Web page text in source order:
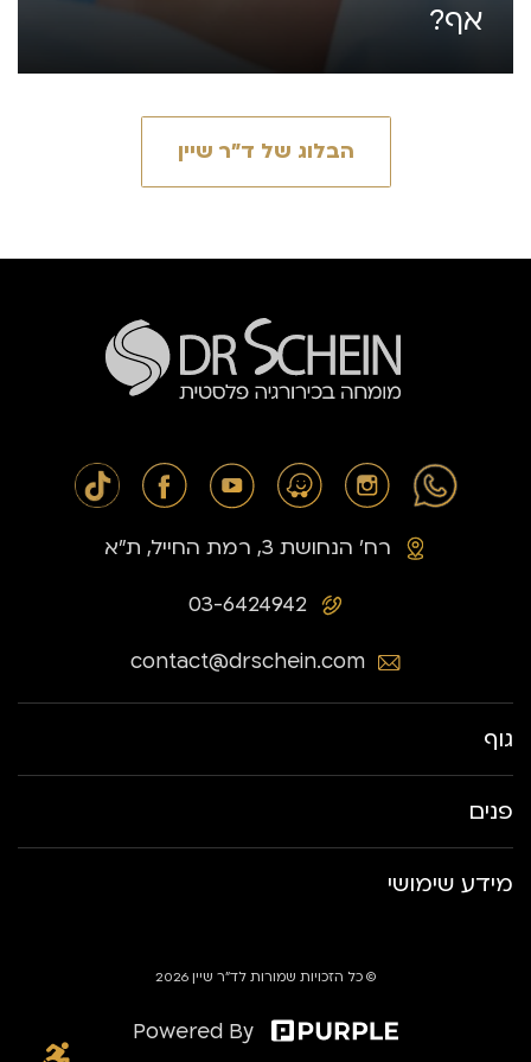
אף?
הבלוג של ד״ר שיין
03-6424942
רח׳ הנחושת 3, רמת החייל, ת״א
contact@drschein.com
גוף
פנים
מידע שימושי
© כל הזכויות שמורות לד״ר שיין 2026
Powered By